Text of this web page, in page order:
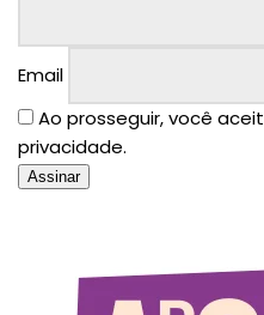
Email
Ao prosseguir, você
privacidade.